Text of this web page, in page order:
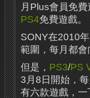
月Plus會員免
PS4免費遊戲。
SONY在2010
範圍，每月都
但是， PS3/PS
3月8日開始，
有六款遊戲，